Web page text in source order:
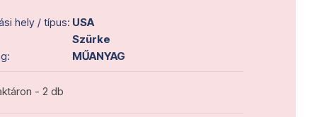
hely / típus: USA
Szürke
MŰANYAG
- 2 db